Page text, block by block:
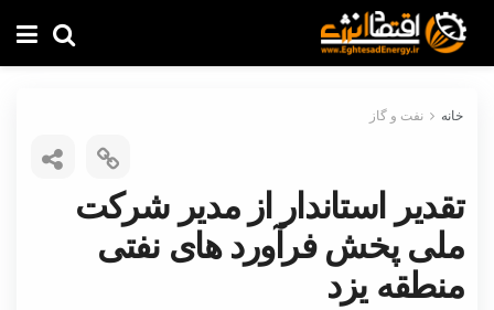
خانه نفت و گاز
تقدیر استاندار از مدیر شرکت
ملی پخش فرآورد های نفتی
منطقه یزد